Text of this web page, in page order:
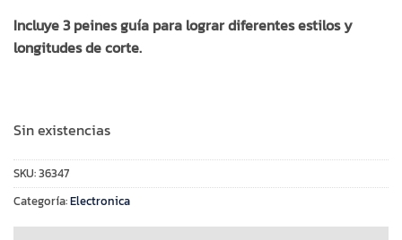
Incluye 3 peines guía para lograr diferentes estilos y
longitudes de corte.
Sin existencias
SKU:36347
Categoría:Electronica